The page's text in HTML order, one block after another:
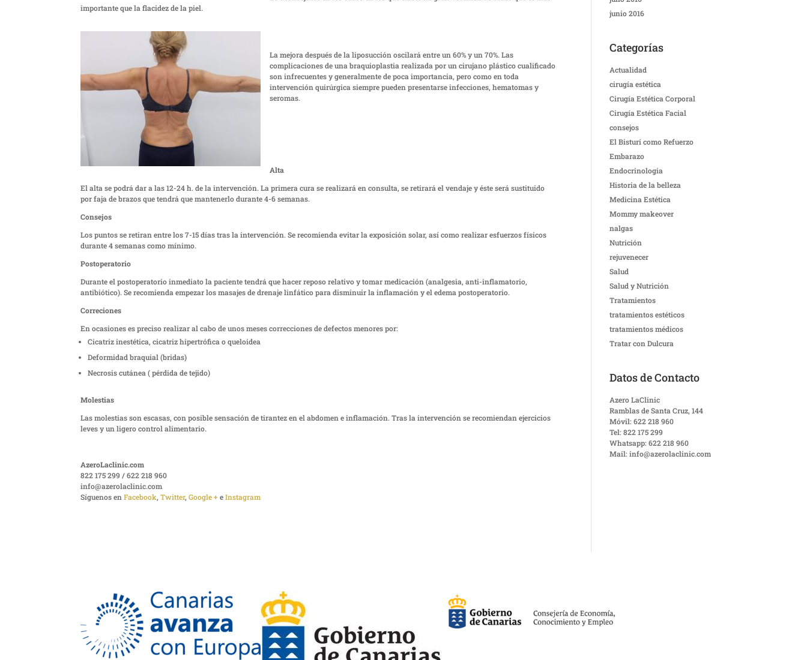
importante que la flacidez de la piel.
La mejora después de la liposucción oscilará entre un 60% y un 70%. Las
complicaciones de una braquioplastia realizada por un cirujano plástico cualificado
son infrecuentes y generalmente de poca importancia, pero como en toda
intervención quirúrgica siempre pueden presentarse infecciones, hematomas y
seromas.
Alta
El alta se podrá dar a las 12-24 h. de la intervención. La primera cura se realizará en consulta, se retirará el vendaje y éste será sustituido
por faja de brazos que tendrá que mantenerlo durante 4-6 semanas.
Consejos
Los puntos se retiran entre los 7-15 días tras la intervención. Se recomienda evitar la exposición solar, así como realizar esfuerzos físicos
durante 4 semanas como mínimo.
Postoperatorio
Durante el postoperatorio inmediato la paciente tendrá que hacer reposo relativo y tomar medicación (analgesia, anti-inflamatorio,
antibiótico). Se recomienda empezar los masajes de drenaje linfático para disminuir la inflamación y el edema postoperatorio.
Correciones
En ocasiones es preciso realizar al cabo de unos meses correcciones de defectos menores por:
Cicatriz inestética, cicatriz hipertrófica o queloidea
Deformidad braquial (bridas)
Necrosis cutánea ( pérdida de tejido)
Molestias
Las molestias son escasas, con posible sensación de tirantez en el abdomen e inflamación. Tras la intervención se recomiendan ejercicios
leves y un ligero control alimentario.
AzeroLaclinic.com
822 175 299 / 622 218 960
info@azerolaclinic.com
Síguenos enFacebook,Twitter,Google +eInstagram
junio 2016
Categorías
Actualidad
cirugía estética
Cirugía Estética Corporal
Cirugía Estética Facial
consejos
El Bisturí como Refuerzo
Embarazo
Endocrinologia
Historia de la belleza
Medicina Estética
Mommy makeover
nalgas
Nutrición
rejuvenecer
Salud
Salud y Nutrición
Tratamientos
tratamientos estéticos
tratamientos médicos
Tratar con Dulcura
Datos de Contacto
Azero LaClinic
Ramblas de Santa Cruz, 144
Móvil: 622 218 960
Tel: 822 175 299
Whatsapp: 622 218 960
Mail: info@azerolaclinic.com